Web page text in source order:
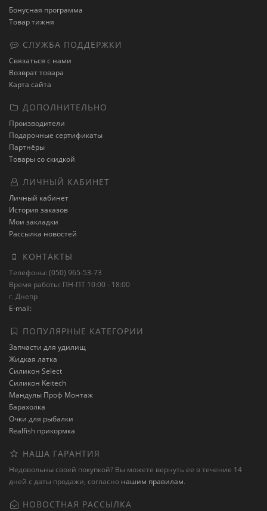
Бонусная программа
Товар тижня
СЛУЖБА ПОДДЕРЖКИ
Связаться с нами
Возврат товара
Карта сайта
ДОПОЛНИТЕЛЬНО
Производители
Подарочные сертификаты
Партнёры
Товары со скидкой
ЛИЧНЫЙ КАБИНЕТ
Личный кабинет
История заказов
Мои закладки
Рассылка новостей
КОНТАКТЫ
Телефоны: (050) 965-53-73
Время работы: ПН-ПТ 10:00 - 18:00
г. Днепр
E-mail:
ПОПУЛЯРНЫЕ КАТЕГОРИИ
Запчасти для удилищ
Жидкая латка
Силикон Select
Силикон Keitech
Мандулы Проф Монтаж
Барахолка
Очки для рыбалки
Realfish прикормка
НАША ГАРАНТИЯ
Недовольны своей покупкой? Вы можете вернуть ее в течение 14
дней с даты продажи, согласно нашим правилам.
НОВОСТНАЯ РАССЫЛКА